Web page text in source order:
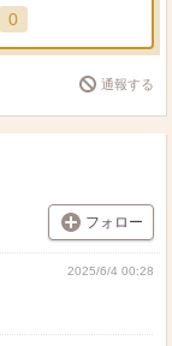
0
通報する
フォロー
2025/6/4 00:28